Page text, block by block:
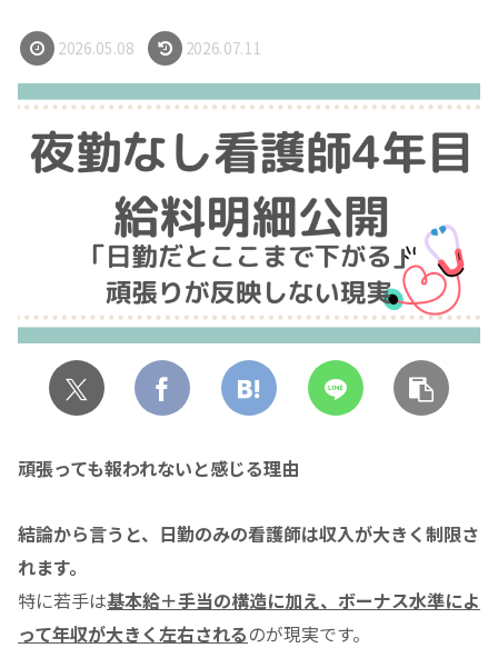
2026.05.08 2026.07.11
頑張っても報われないと感じる理由
結論から言うと、日勤のみの看護師は収入が大きく制限さ
れます。
特に若手は基本給＋手当の構造に加え、ボーナス水準によ
って年収が大きく左右されるのが現実です。